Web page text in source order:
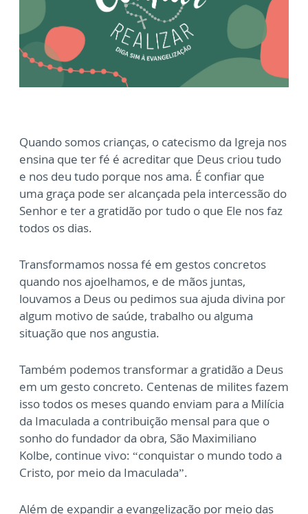
Quando somos crianças, o catecismo da Igreja nos
ensina que ter fé é acreditar que Deus criou tudo
e nos deu tudo porque nos ama. É confiar que
uma graça pode ser alcançada pela intercessão do
Senhor e ter a gratidão por tudo o que Ele nos faz
todos os dias.
Transformamos nossa fé em gestos concretos
quando nos ajoelhamos, e de mãos juntas,
louvamos a Deus ou pedimos sua ajuda divina por
algum motivo de saúde, trabalho ou alguma
situação que nos angustia.
Também podemos transformar a gratidão a Deus
em um gesto concreto. Centenas de milites fazem
isso todos os meses quando enviam para a Milícia
da Imaculada a contribuição mensal para que o
sonho do fundador da obra, São Maximiliano
Kolbe, continue vivo: “conquistar o mundo todo a
Cristo, por meio da Imaculada”.
Além de expandir a evangelização por meio das